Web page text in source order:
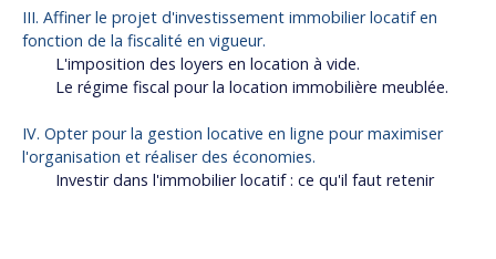
III. Affiner le projet d'investissement immobilier locatif en
fonction de la fiscalité en vigueur.
L'imposition des loyers en location à vide.
Le régime fiscal pour la location immobilière meublée.
IV. Opter pour la gestion locative en ligne pour maximiser
l'organisation et réaliser des économies.
Investir dans l'immobilier locatif : ce qu'il faut retenir